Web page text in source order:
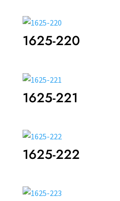
1625-220
1625-221
1625-222